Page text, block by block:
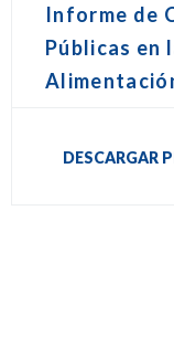
Informe de
Públicas en
DESCARGAR